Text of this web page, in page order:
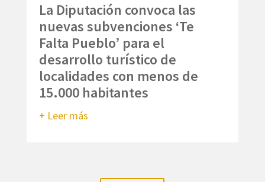
La Diputación convoca las
nuevas subvenciones ‘Te
Falta Pueblo’ para el
desarrollo turístico de
localidades con menos de
15.000 habitantes
+ Leer más